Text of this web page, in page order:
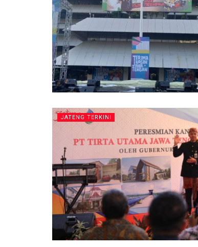
JATENG TERKINI